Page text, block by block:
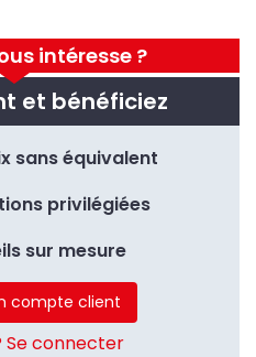
intéresse ?
et bénéficiez
sans équivalent
privilégiées
sur mesure
compte client
Se connecter